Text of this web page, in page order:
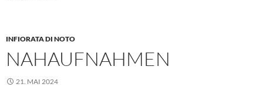
INFIORATA DI NOTO
NAHAUFNAHMEN
21. MAI 2024